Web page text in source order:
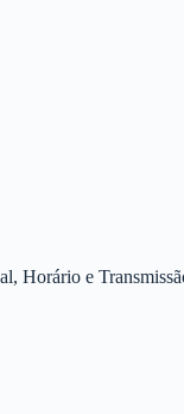
Horário e